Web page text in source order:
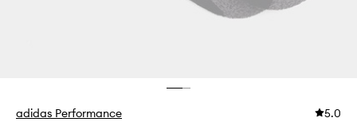
adidas Performance 5.0